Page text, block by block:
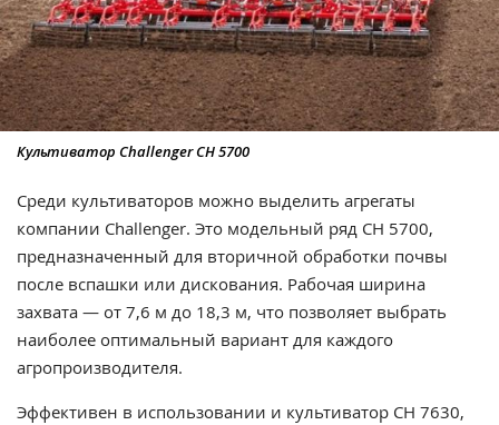
Культиватор Challenger CH 5700
Среди культиваторов можно выделить агрегаты
компании Challenger. Это модельный ряд CH 5700,
предназначенный для вторичной обработки почвы
после вспашки или дискования. Рабочая ширина
захвата — от 7,6 м до 18,3 м, что позволяет выбрать
наиболее оптимальный вариант для каждого
агропроизводителя.
Эффективен в использовании и культиватор CH 7630,